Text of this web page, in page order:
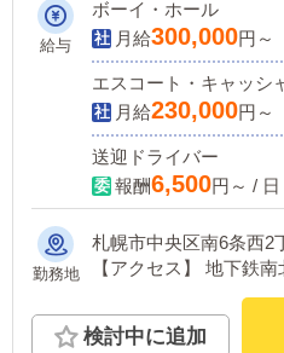
ード昇給！
給与
ボーイ・ホール
月給300,000円～
エスコート・キャッシ
月給230,000円～
送迎ドライバー
報酬6,500円～ / 日
勤務地
札幌市中央区南6条西2
【アクセス】 地下鉄南北線「すすきの駅」より徒
検討中に追加